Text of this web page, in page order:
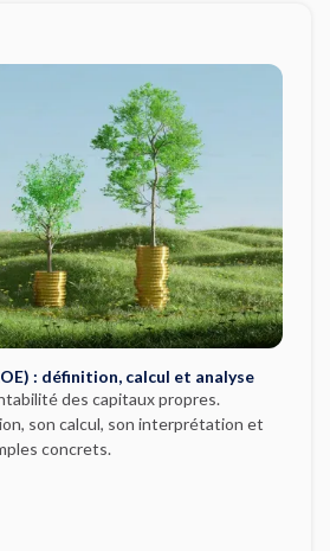
: définition, calcul et analyse
des capitaux propres.
son calcul, son interprétation et
concrets.